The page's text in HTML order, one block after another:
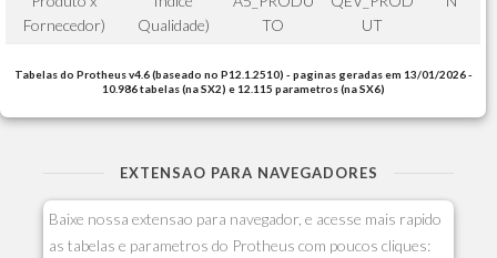
Fornecedor)
Qualidade)
TO
UT
Tabelas do Protheus v4.6 (baseado no P12.1.2510) - paginas geradas em 13/01/2026 -
10.986 tabelas (na SX2) e 12.115 parametros (na SX6)
EXTENSAO PARA NAVEGADORES
Baixe nossa extensao para navegador, e acesse mais rapido
as tabelas e parametros do Protheus com poucos cliques: